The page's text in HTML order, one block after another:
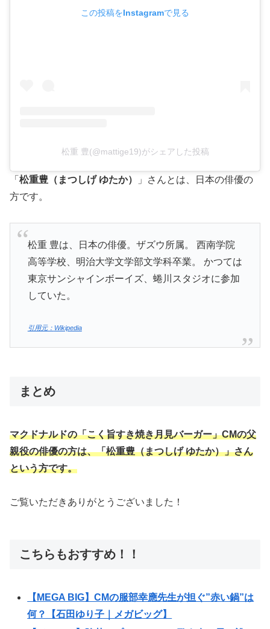
この投稿をInstagramで見る
松重 豊(@mattige19)がシェアした投稿
「 松重豊（まつしげ ゆたか）
」さんとは、日本の俳優の
方です。
松重 豊は、日本の俳優。ザズウ所属。 西南学院
高等学校、明治大学文学部文学科卒業。 かつては
東京サンシャインボーイズ、蜷川スタジオに参加
していた。
引用元： Wikipedia
まとめ
マクドナルドの「こく旨すき焼き月見バーガー」CMの父
親役の俳優の方は、「松重豊（まつしげ ゆたか）」さん
という方です。
ご覧いただきありがとうございました！
こちらもおすすめ！！
【MEGA BIG】CMの服部幸應先生が担ぐ”赤い鍋”は
何？【石田ゆり子｜メガビッグ】